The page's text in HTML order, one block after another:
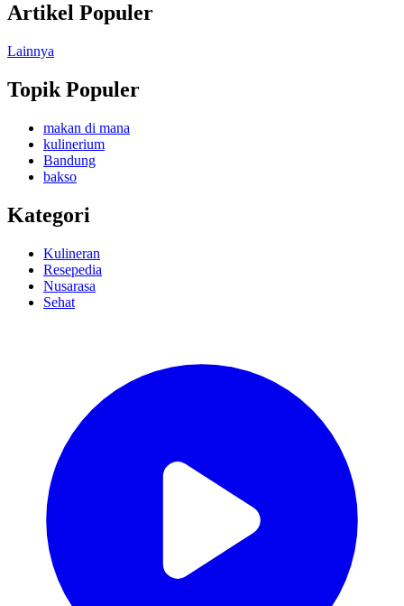
Artikel Populer
Lainnya
Topik Populer
makan di mana
kulinerium
Bandung
bakso
Kategori
Kulineran
Resepedia
Nusarasa
Sehat